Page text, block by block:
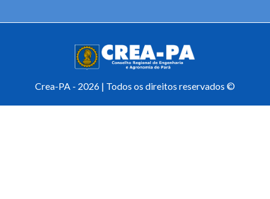
Crea-PA - 2026 | Todos os direitos reservados ©